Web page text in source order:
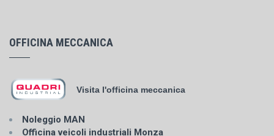
OFFICINA MECCANICA
Visita l'officina meccanica
Noleggio MAN
Officina veicoli industriali Monza